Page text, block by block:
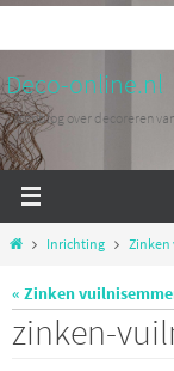
naar
de
inhoud
Deco-online.nl
Woonblog over decoreren
HomeInrichting Zinken
« Zinken
zinken-